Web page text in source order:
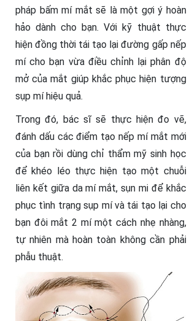
pháp bấm mí mắt sẽ là một gợi ý hoàn
hảo dành cho bạn. Với kỹ thuật thực
hiện đồng thời tái tạo lại đường gấp nếp
mí cho bạn vừa điều chỉnh lại phân độ
mở của mắt giúp khắc phục hiện tượng
sụp mí hiệu quả.
Trong đó, bác sĩ sẽ thực hiện đo vẽ,
đánh dấu các điểm tạo nếp mí mắt mới
của bạn rồi dùng chỉ thẩm mỹ sinh học
để khéo léo thực hiện tạo một chuỗi
liên kết giữa da mí mắt, sụn mi để khắc
phục tình trạng sụp mí và tái tạo lại cho
bạn đôi mắt 2 mí một cách nhẹ nhàng,
tự nhiên mà hoàn toàn không cần phải
phẫu thuật.